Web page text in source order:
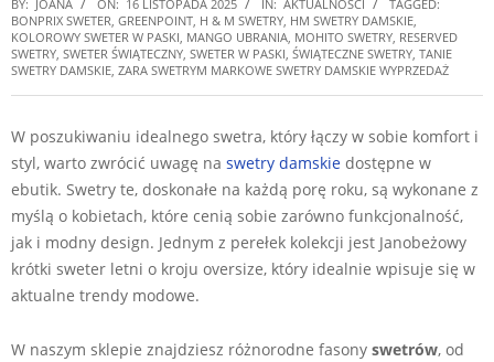
BY: JOANA ON: 16 LISTOPADA 2025 IN: AKTUALNOŚCI
TAGGED:
BONPRIX SWETER GREENPOINT H & M SWETRY HM SWETRY DAMSKIE
KOLOROWY SWETER W PASKI MANGO UBRANIA MOHITO SWETRY RESERVED
SWETRY SWETER ŚWIĄTECZNY SWETER W PASKI ŚWIĄTECZNE SWETRY TANIE
SWETRY DAMSKIE ZARA SWETRYM MARKOWE SWETRY DAMSKIE WYPRZEDAŻ
W poszukiwaniu idealnego swetra, który łączy w sobie komfort i
styl, warto zwrócić uwagę na swetry damskie dostępne w
ebutik. Swetry te, doskonałe na każdą porę roku, są wykonane z
myślą o kobietach, które cenią sobie zarówno funkcjonalność,
jak i modny design. Jednym z perełek kolekcji jest Janobeżowy
krótki sweter letni o kroju oversize, który idealnie wpisuje się w
aktualne trendy modowe.
W naszym sklepie znajdziesz różnorodne fasony swetrów, od